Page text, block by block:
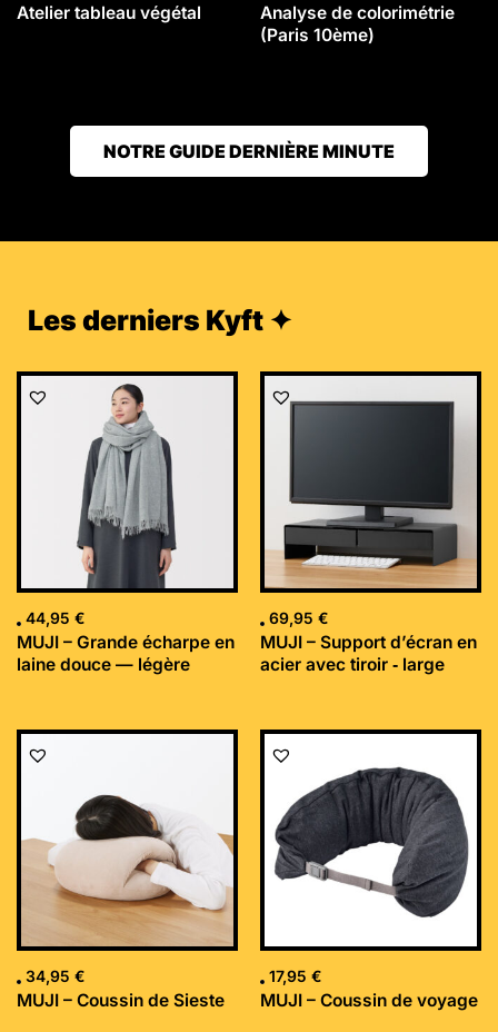
Atelier tableau végétal
Analyse de colorimétrie
(Paris 10ème)
NOTRE GUIDE DERNIÈRE MINUTE
Les derniers Kyft ✦
44,95 €
MUJI – Grande écharpe en
laine douce — légère
69,95 €
MUJI – Support d’écran en
acier avec tiroir ‐ large
34,95 €
MUJI – Coussin de Sieste
17,95 €
MUJI – Coussin de voyage